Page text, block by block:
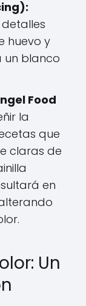
huevo y
un blanco
Food
la
que
claras de
en
Un